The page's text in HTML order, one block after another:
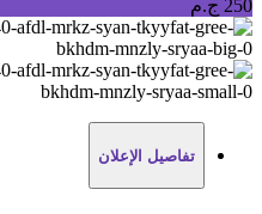
250 ج.م
تفاصيل الإعلان